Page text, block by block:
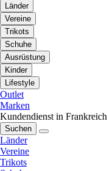
Länder
Vereine
Trikots
Schuhe
Ausrüstung
Kinder
Lifestyle
Outlet
Marken
Kundendienst in Frankreich
Suchen
Länder
Vereine
Trikots